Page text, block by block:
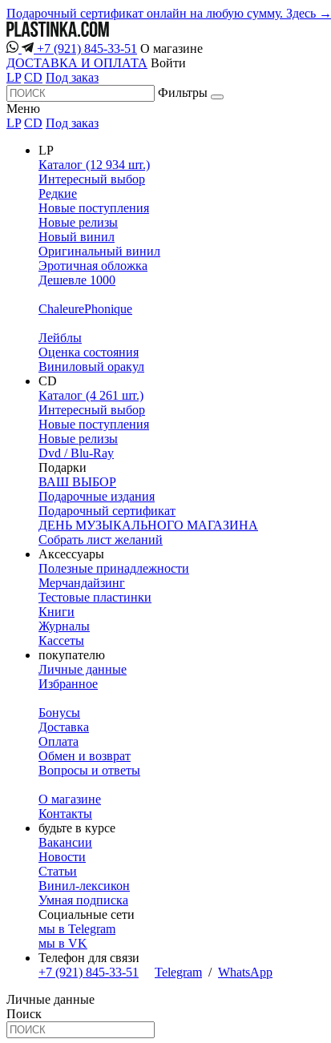
Подарочный сертификат онлайн на любую сумму. Здесь →
+7 (921) 845-33-51 О магазине
ДОСТАВКА И ОПЛАТА Войти
LP CD Под заказ
Фильтры
Меню
LP CD Под заказ
LP
Каталог (12 934 шт.)
Интересный выбор
Редкие
Новые поступления
Новые релизы
Новый винил
Оригинальный винил
Эротичная обложка
Дешевле 1000
ChaleurePhonique
Лейблы
Оценка состояния
Виниловый оракул
CD
Каталог (4 261 шт.)
Интересный выбор
Новые поступления
Новые релизы
Dvd / Blu-Ray
Подарки
ВАШ ВЫБОР
Подарочные издания
Подарочный сертификат
ДЕНЬ МУЗЫКАЛЬНОГО МАГАЗИНА
Собрать лист желаний
Аксессуары
Полезные принадлежности
Мерчандайзинг
Тестовые пластинки
Книги
Журналы
Кассеты
покупателю
Личные данные
Избранное
Бонусы
Доставка
Оплата
Обмен и возврат
Вопросы и ответы
О магазине
Контакты
будьте в курсе
Вакансии
Новости
Статьи
Винил-лексикон
Умная подписка
Социальные сети
мы в Telegram
мы в VK
Телефон для связи
+7 (921) 845-33-51
Telegram / WhatsApp
Личные данные
Поиск